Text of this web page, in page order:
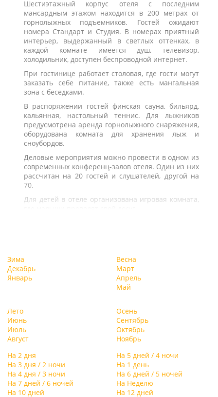
Шестиэтажный корпус отеля с последним
мансардным этажом находится в 200 метрах от
горнолыжных подъемников. Гостей ожидают
номера Стандарт и Студия. В номерах приятный
интерьер, выдержанный в светлых оттенках, в
каждой комнате имеется душ, телевизор,
холодильник, доступен беспроводной интернет.
При гостинице работает столовая, где гости могут
заказать себе питание, также есть мангальная
зона с беседками.
В распоряжении гостей финская сауна, бильярд,
кальянная, настольный теннис. Для лыжников
предусмотрена аренда горнолыжного снаряжения,
оборудована комната для хранения лыж и
сноубордов.
Деловые мероприятия можно провести в одном из
современных конференц-залов отеля. Один из них
рассчитан на 20 гостей и слушателей, другой на
70.
Для детей в отеле организована игровая комната,
Зима
Декабрь
Январь
Весна
Март
Апрель
Май
Лето
Июнь
Июль
Август
Осень
Сентябрь
Октябрь
Ноябрь
На 2 дня
На 5 дней / 4 ночи
На 3 дня / 2 ночи
На 1 день
На 4 дня / 3 ночи
На 6 дней / 5 ночей
На 7 дней / 6 ночей
На Неделю
На 10 дней
На 12 дней